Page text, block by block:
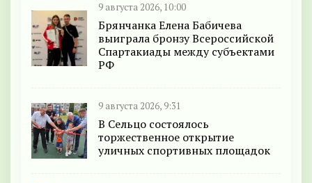
9 августа 2026, 10:00
Брянчанка Елена Бабичева
выиграла бронзу Всероссийской
Спартакиады между субъектами
РФ
9 августа 2026, 9:31
В Сельцо состоялось
торжественное открытие
уличных спортивных площадок